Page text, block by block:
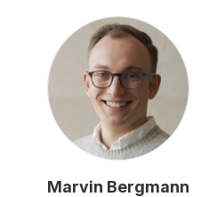
Marvin Bergmann